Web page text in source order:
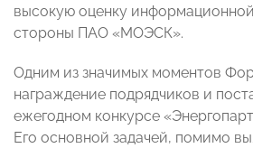
высокую оценку
стороны ПАО «МОЭСК».
Одним из значимых моментов
награждение подрядчиков и
ежегодном конкурсе
Его основной задачей, помимо